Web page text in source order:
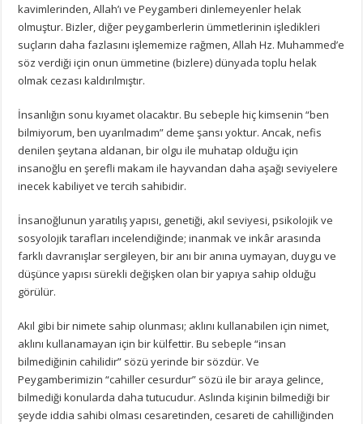
kavimlerinden, Allah’ı ve Peygamberi dinlemeyenler helak
olmuştur. Bizler, diğer peygamberlerin ümmetlerinin işledikleri
suçların daha fazlasını işlememize rağmen, Allah Hz. Muhammed’e
söz verdiği için onun ümmetine (bizlere) dünyada toplu helak
olmak cezası kaldırılmıştır.
İnsanlığın sonu kıyamet olacaktır. Bu sebeple hiç kimsenin “ben
bilmiyorum, ben uyarılmadım” deme şansı yoktur. Ancak, nefis
denilen şeytana aldanan, bir olgu ile muhatap olduğu için
insanoğlu en şerefli makam ile hayvandan daha aşağı seviyelere
inecek kabiliyet ve tercih sahibidir.
İnsanoğlunun yaratılış yapısı, genetiği, akıl seviyesi, psikolojik ve
sosyolojik tarafları incelendiğinde; inanmak ve inkâr arasında
farklı davranışlar sergileyen, bir anı bir anına uymayan, duygu ve
düşünce yapısı sürekli değişken olan bir yapıya sahip olduğu
görülür.
Akıl gibi bir nimete sahip olunması; aklını kullanabilen için nimet,
aklını kullanamayan için bir külfettir. Bu sebeple “insan
bilmediğinin cahilidir” sözü yerinde bir sözdür. Ve
Peygamberimizin “cahiller cesurdur” sözü ile bir araya gelince,
bilmediği konularda daha tutucudur. Aslında kişinin bilmediği bir
şeyde iddia sahibi olması cesaretinden, cesareti de cahilliğinden